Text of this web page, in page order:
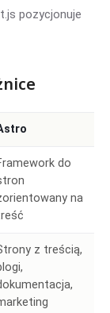
pozycjonuje
do
na
z treścią,